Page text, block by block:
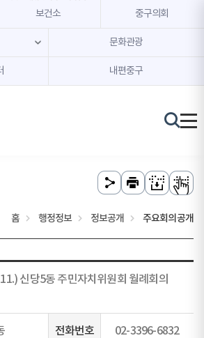
본문 내용 바로가기
주메뉴 바로가기
보건소 중구의회
문화관광
내편중구
홈 행정정보 정보공개 주요회의공개
신당5동 주민자치위원회 월례회의
전화번호 02-3396-6832